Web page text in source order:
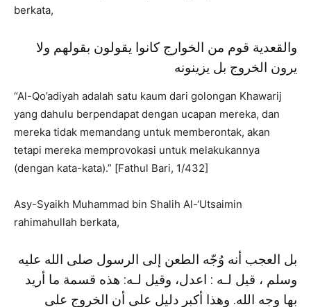
berkata,
والقعدية قوم من الخوارج كانوا يقولون بقولهم ولا
يرون الخروج بل يزينونه
“Al-Qo’adiyah adalah satu kaum dari golongan Khawarij
yang dahulu berpendapat dengan ucapan mereka, dan
mereka tidak memandang untuk memberontak, akan
tetapi mereka memprovokasi untuk melakukannya
(dengan kata-kata).” [Fathul Bari, 1/432]
Asy-Syaikh Muhammad bin Shalih Al-‘Utsaimin
rahimahullah berkata,
بل العجب أنه وُجّه الطعن إلى الرسول صلى الله عليه
وسلم ، قيل لـه : اعدل، وقيل لـه: هذه قسمة ما أريد
بها وجه الله. وهذا أكبر دليل على أن الخروج على